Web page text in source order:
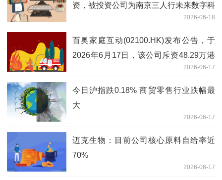
资，被投资公司为南京三人行未来数字科
2026-06-18
百奥家庭互动(02100.HK)发布公告，于
2026年6月17日，该公司斥资48.29万港
2026-06-17
今日沪指跌0.18% 商贸零售行业跌幅最
大
2026-06-17
迈克生物：目前公司核心原料自给率近
70%
2026-06-17